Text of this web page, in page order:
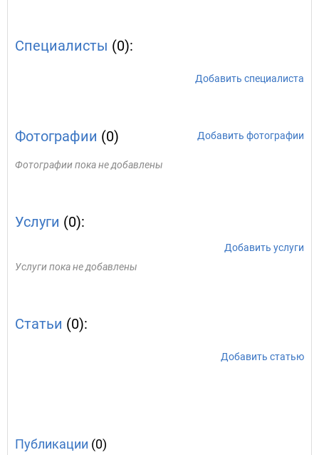
Специалисты (0):
Добавить специалиста
Фотографии (0) Добавить фотографии
Фотографии пока не добавлены
Услуги (0):
Добавить услуги
Услуги пока не добавлены
Статьи (0):
Добавить статью
Публикации (0)